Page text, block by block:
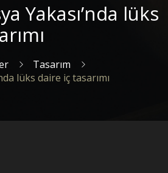
Yakası’nda lüks
Tasarım
lüks daire iç tasarımı